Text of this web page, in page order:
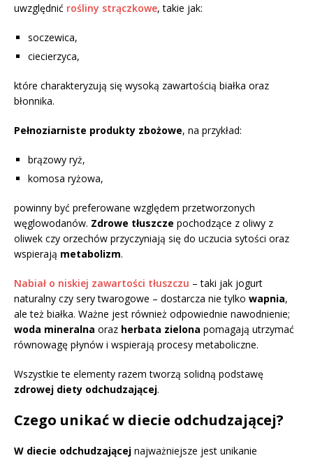
uwzględnić rośliny strączkowe, takie jak:
soczewica,
ciecierzyca,
które charakteryzują się wysoką zawartością białka oraz
błonnika.
Pełnoziarniste produkty zbożowe, na przykład:
brązowy ryż,
komosa ryżowa,
powinny być preferowane względem przetworzonych
węglowodanów. Zdrowe tłuszcze pochodzące z oliwy z
oliwek czy orzechów przyczyniają się do uczucia sytości oraz
wspierają metabolizm.
Nabiał o niskiej zawartości tłuszczu – taki jak jogurt
naturalny czy sery twarogowe – dostarcza nie tylko wapnia,
ale też białka. Ważne jest również odpowiednie nawodnienie;
woda mineralna oraz herbata zielona pomagają utrzymać
równowagę płynów i wspierają procesy metaboliczne.
Wszystkie te elementy razem tworzą solidną podstawę
zdrowej diety odchudzającej.
Czego unikać w diecie odchudzającej?
W diecie odchudzającej najważniejsze jest unikanie